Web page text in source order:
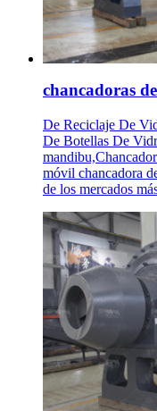
chancadoras
De Reciclaje De
De Botellas De
móvil chancadora
de los mercados